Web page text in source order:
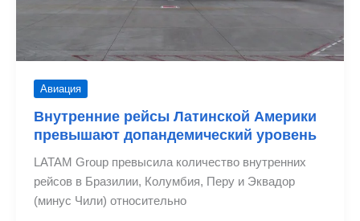
Авиация
Внутренние рейсы Латинской Америки
превышают допандемический уровень
LATAM Group превысила количество внутренних
рейсов в Бразилии, Колумбия, Перу и Эквадор
(минус Чили) относительно